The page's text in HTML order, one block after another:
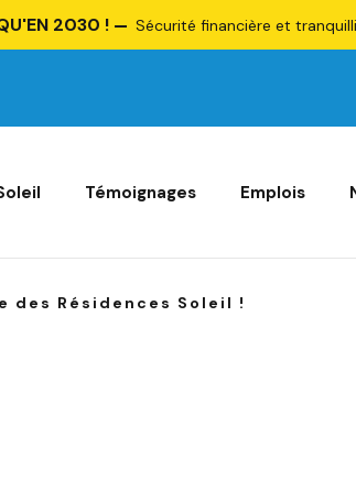
2030 ! Sécurité financière et
Témoignages Emplois
des Résidences Soleil !